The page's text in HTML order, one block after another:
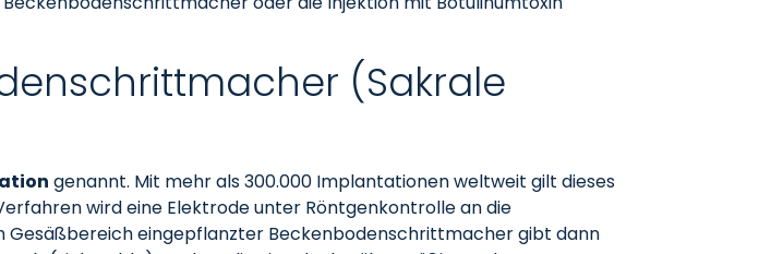
(Sakrale
genannt. Mit mehr als 300.000 Implantationen weltweit gilt dieses
wird eine Elektrode unter Röntgenkontrolle an die
Gesäßbereich eingepflanzter Beckenbodenschrittmacher gibt dann